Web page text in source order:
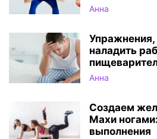
Анна
Упражнения,
наладить
Анна
Создаем
Махи
выполнения